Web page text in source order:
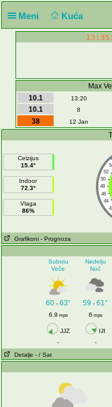
Meni Kuća
Max
10.1
13:20
10.1
8
38
12 Jan
Celzijus
15.4°
Indoor
72.3°
Vlaga
86%
52
50
48
46
44
Grafikoni - Prognoza
Subotu
Veče
Nedelju
Noć
60- 63° 59 -61°
6.9 mps 6 mps
JJZ IJI
-
-
Detalje - / Sat